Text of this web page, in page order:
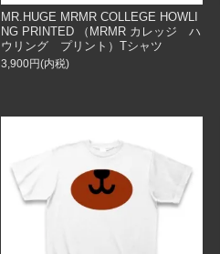
MR.HUGE MRMR COLLEGE HOWLI
NG PRINTED （MRMR カレッジ ハ
ウリング プリント）Tシャツ
3,900円(内税)